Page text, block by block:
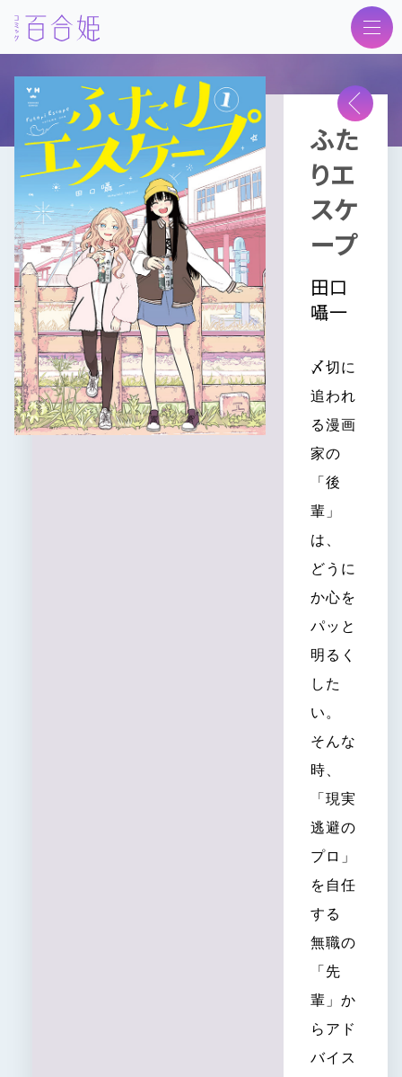
トップ
ニュース
最新号
次号予告
作品紹介
投稿
アンケート
バックナンバー
特設
ふた
りエ
スケ
ープ
田口
囁一
〆切に
追われ
る漫画
家の
「後
輩」
は、
どうに
か心を
パッと
明るく
した
い。
そんな
時、
「現実
逃避の
プロ」
を自任
する
無職の
「先
輩」か
らアド
バイス